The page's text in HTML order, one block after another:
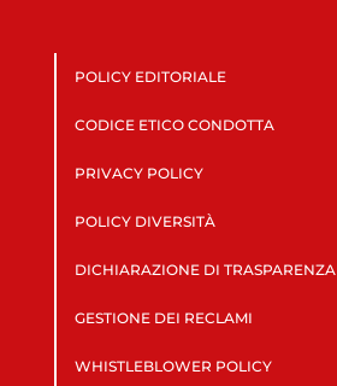
POLICY EDITORIALE
CODICE ETICO CONDOTTA
PRIVACY POLICY
POLICY DIVERSITÀ
DICHIARAZIONE DI TRASPARENZA
GESTIONE DEI RECLAMI
WHISTLEBLOWER POLICY